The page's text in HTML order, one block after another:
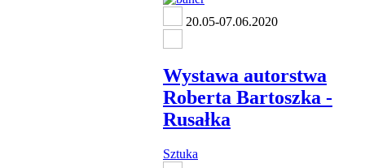
20.05-07.06.2020
Wystawa autorstwa
Roberta Bartoszka -
Rusałka
Sztuka